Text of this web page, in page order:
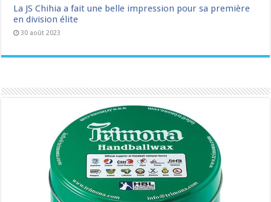
La JS Chihia a fait une belle impression pour sa première
en division élite
30 août 2023